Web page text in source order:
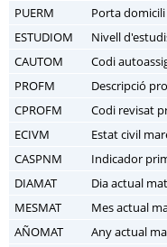
PUERM
Porta
ESTUDIOM
Nivell
CAUTOM
Codi
PROFM
Descripció
CPROFM
Codi revisat
ECIVM
Estat civil
CASPNM
Indicador
DIAMAT
Dia actual
MESMAT
Mes actual
AÑOMAT
Any actual